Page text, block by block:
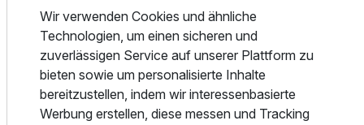
Kneipprondell. Dazu eine Whirlwanne für die
Fußreflexzonenmassage und eine Vitalschnecke.
Sammeln Sie Kräfte und lassen Sie sich treiben in unserem
Erlebnisschwimmbad. Die wohlduftende Zirbensauna und
die Kamillensauna versprechen gewiss finnische
Saunafreuden. Im Kräuterdampf- und im osmanischen
Wir verwenden Cookies und ähnliche
Technologien, um einen sicheren und
zuverlässigen Service auf unserer Plattform zu
bieten sowie um personalisierte Inhalte
bereitzustellen, indem wir interessenbasierte
Werbung erstellen, diese messen und Tracking